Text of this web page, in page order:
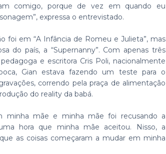
comigo, porque de vez em quando eu
expressa o entrevistado.
foi em “A Infância de Romeu e Julieta”, mas
do país, a “Supernanny”. Com apenas três
e escritora Cris Poli, nacionalmente
Gian estava fazendo um teste para o
correndo pela praça de alimentação
do reality da babá.
minha mãe e minha mãe foi recusando a
hora que minha mãe aceitou. Nisso, a
as coisas começaram a mudar em minha